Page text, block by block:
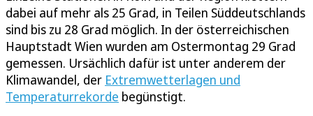
dabei auf mehr als 25 Grad, in Teilen Süddeutschlands
sind bis zu 28 Grad möglich. In der österreichischen
Hauptstadt Wien wurden am Ostermontag 29 Grad
gemessen. Ursächlich dafür ist unter anderem der
Klimawandel, der Extremwetterlagen und
Temperaturrekorde begünstigt.